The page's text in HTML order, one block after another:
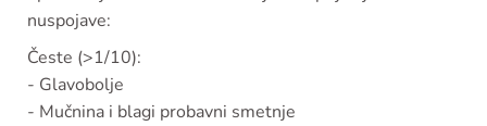
nuspojave:
Česte (>1/10):
- Glavobolje
- Mučnina i blagi probavni smetnje